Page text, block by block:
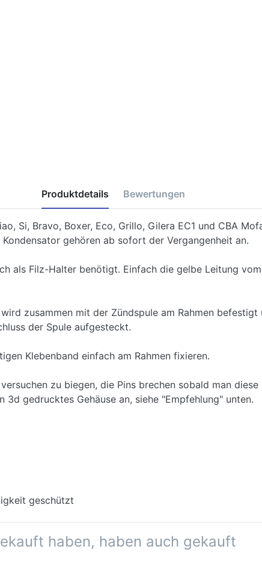
Produktdetails Bewertungen
Si, Bravo, Boxer, Eco, Grillo, Gilera EC1 und CBA
gehören ab sofort der Vergangenheit an.
als Filz-Halter benötigt. Einfach die gelbe Leitung
zusammen mit der Zündspule am Rahmen
der Spule aufgesteckt.
Klebenband einfach am Rahmen fixieren.
zu biegen, die Pins brechen sobald man
gedrucktes Gehäuse an, siehe "Empfehlung" unten.
geschützt
haben, haben auch gekauft